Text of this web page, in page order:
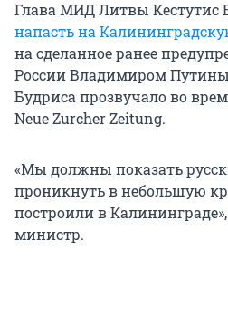
Глава МИД Литвы Кестутис
напасть на
на сделанное ранее
России Владимиром
Будриса прозвучало во
Neue Zurcher Zeitung.
«Мы должны показать
проникнуть в небольшую
построили в
министр.